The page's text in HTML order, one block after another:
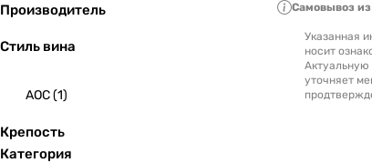
Производитель
Стиль вина
AOC(1)
Крепость
Категория
Самовывоз
Указанная
носит
Актуальную
уточняет